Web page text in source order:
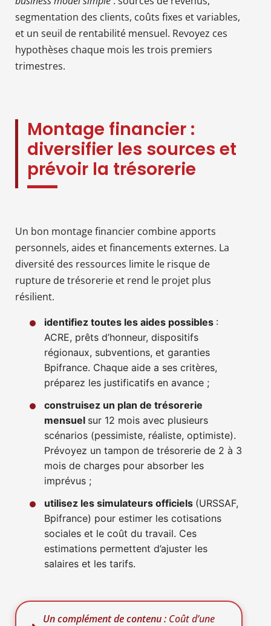
segmentation des clients, coûts fixes et variables,
et un seuil de rentabilité mensuel. Revoyez ces
hypothèses chaque mois les trois premiers
trimestres.
Montage financier :
diversifier les sources et
prévoir la trésorerie
Un bon montage financier combine apports
personnels, aides et financements externes. La
diversité des ressources limite le risque de
rupture de trésorerie et rend le projet plus
résilient.
identifiez toutes les aides possibles :
ACRE, prêts d’honneur, dispositifs
régionaux, subventions, et garanties
Bpifrance. Chaque aide a ses critères,
préparez les justificatifs en avance ;
construisez un plan de trésorerie
mensuel sur 12 mois avec plusieurs
scénarios (pessimiste, réaliste, optimiste).
Prévoyez un tampon de trésorerie de 2 à 3
mois de charges pour absorber les
imprévus ;
utilisez les simulateurs officiels (URSSAF,
Bpifrance) pour estimer les cotisations
sociales et le coût du travail. Ces
estimations permettent d’ajuster les
salaires et les tarifs.
Un complément de contenu : Coût d’une